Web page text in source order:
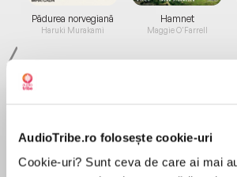
AudioTribe.ro folosește cookie-uri
Cookie-uri? Sunt ceva de care ai mai
Pădurea norvegiană
Haruki Murakami
Elita de Argint (Elita
Hamnet
Maggie O'Farrell
Diavolul se îmbracă de